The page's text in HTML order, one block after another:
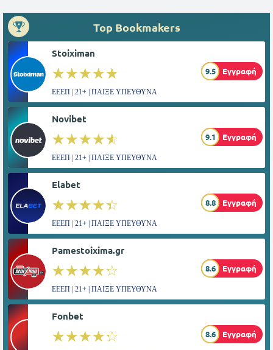
Top Bookmakers
Stoiximan
☆☆☆☆☆
★★★★★ 9.5 Εγγραφή
ΕΕΕΠ | 21+ | ΠΑΙΞΕ ΥΠΕΥΘΥΝΑ
Novibet
☆☆☆☆☆
★★★★★ 9.1 Εγγραφή
ΕΕΕΠ | 21+ | ΠΑΙΞΕ ΥΠΕΥΘΥΝΑ
Elabet
☆☆☆☆☆
★★★★★ 8.8 Εγγραφή
ΕΕΕΠ | 21+ | ΠΑΙΞΕ ΥΠΕΥΘΥΝΑ
Pamestoixima.gr
☆☆☆☆☆
★★★★★ 8.6 Εγγραφή
ΕΕΕΠ | 21+ | ΠΑΙΞΕ ΥΠΕΥΘΥΝΑ
Fonbet
☆☆☆☆☆
★★★★★ 8.6 Εγγραφή